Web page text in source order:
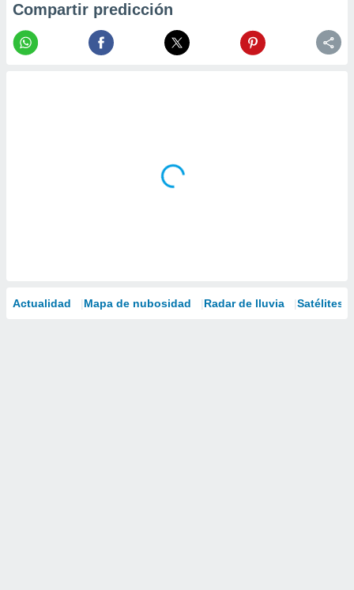
Compartir predicción
Actualidad Mapa de nubosidad Radar de lluvia Satélites